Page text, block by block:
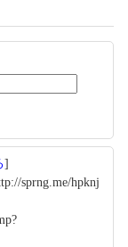
]
sprng.me/hpknj